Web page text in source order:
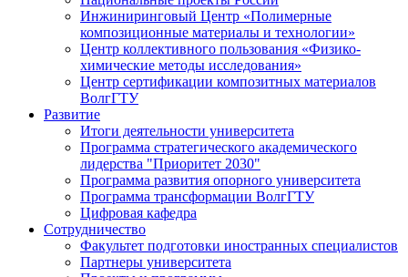
Инжиниринговый Центр «Полимерные
композиционные материалы и технологии»
Центр коллективного пользования «Физико-
химические методы исследования»
Центр сертификации композитных материалов
ВолгГТУ
Развитие
Итоги деятельности университета
Программа стратегического академического
лидерства "Приоритет 2030"
Программа развития опорного университета
Программа трансформации ВолгГТУ
Цифровая кафедра
Сотрудничество
Факультет подготовки иностранных специалистов
Партнеры университета